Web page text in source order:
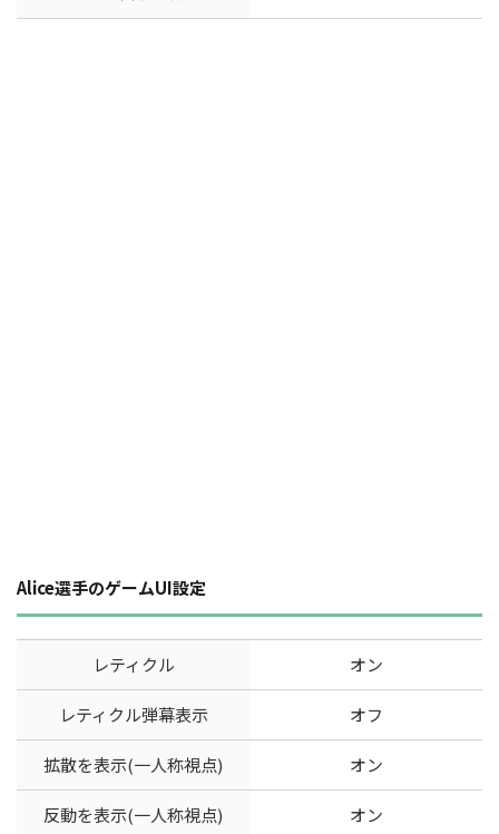
Alice選手のゲームUI設定
レティクル オン
レティクル弾幕表示 オフ
拡散を表示(一人称視点) オン
反動を表示(一人称視点) オン